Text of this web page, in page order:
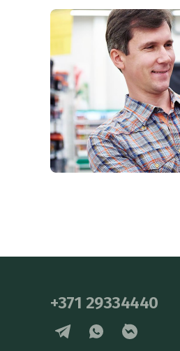
+371 29334440